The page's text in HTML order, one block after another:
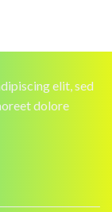
elit, sed
dolore